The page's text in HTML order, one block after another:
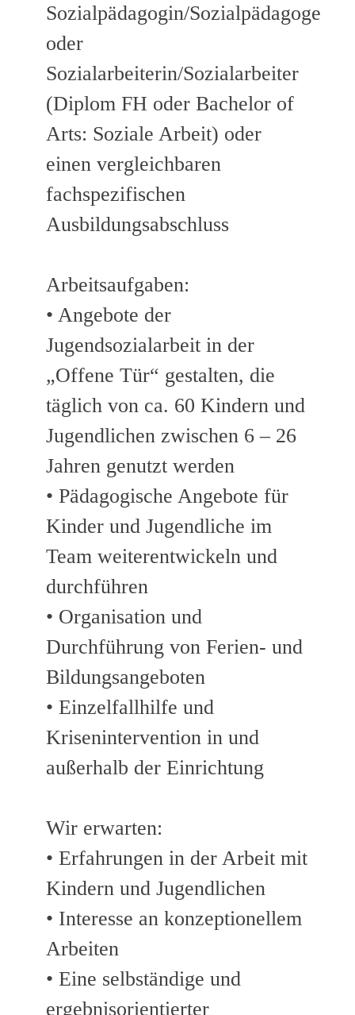
Sozialpädagogin/Sozialpädagoge
oder
Sozialarbeiterin/Sozialarbeiter
(Diplom FH oder Bachelor of
Arts: Soziale Arbeit) oder
einen vergleichbaren
fachspezifischen
Ausbildungsabschluss
Arbeitsaufgaben:
• Angebote der
Jugendsozialarbeit in der
„Offene Tür“ gestalten, die
täglich von ca. 60 Kindern und
Jugendlichen zwischen 6 – 26
Jahren genutzt werden
• Pädagogische Angebote für
Kinder und Jugendliche im
Team weiterentwickeln und
durchführen
• Organisation und
Durchführung von Ferien- und
Bildungsangeboten
• Einzelfallhilfe und
Krisenintervention in und
außerhalb der Einrichtung
Wir erwarten:
• Erfahrungen in der Arbeit mit
Kindern und Jugendlichen
• Interesse an konzeptionellem
Arbeiten
• Eine selbständige und
ergebnisorientierter